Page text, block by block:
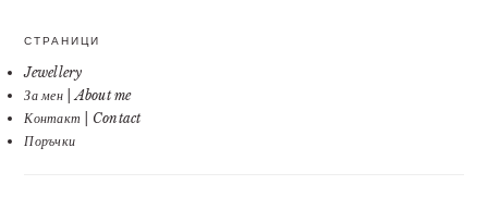
СТРАНИЦИ
Jewellery
За мен | About me
Контакт | Contact
Поръчки